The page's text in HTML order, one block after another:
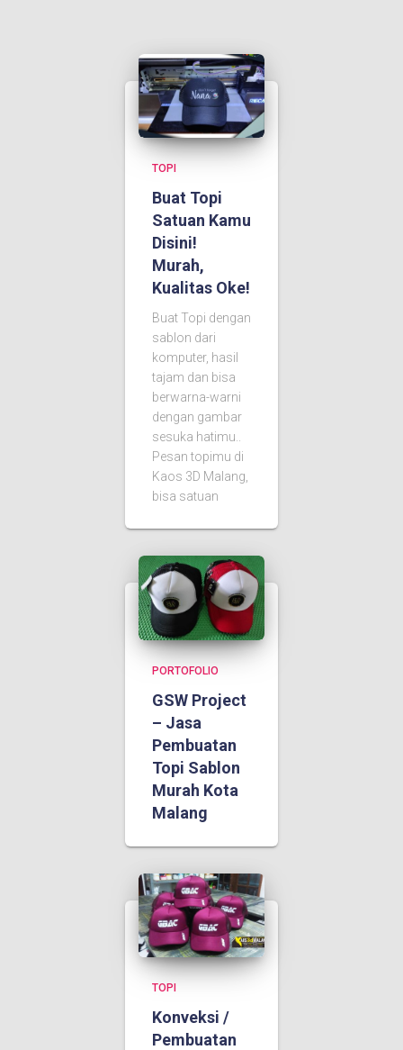
TOPI
Buat Topi
Satuan Kamu
Disini!
Murah,
Kualitas Oke!
Buat Topi dengan
sablon dari
komputer, hasil
tajam dan bisa
berwarna-warni
dengan gambar
sesuka hatimu..
Pesan topimu di
Kaos 3D Malang,
bisa satuan
PORTOFOLIO
GSW Project
– Jasa
Pembuatan
Topi Sablon
Murah Kota
Malang
TOPI
Konveksi /
Pembuatan